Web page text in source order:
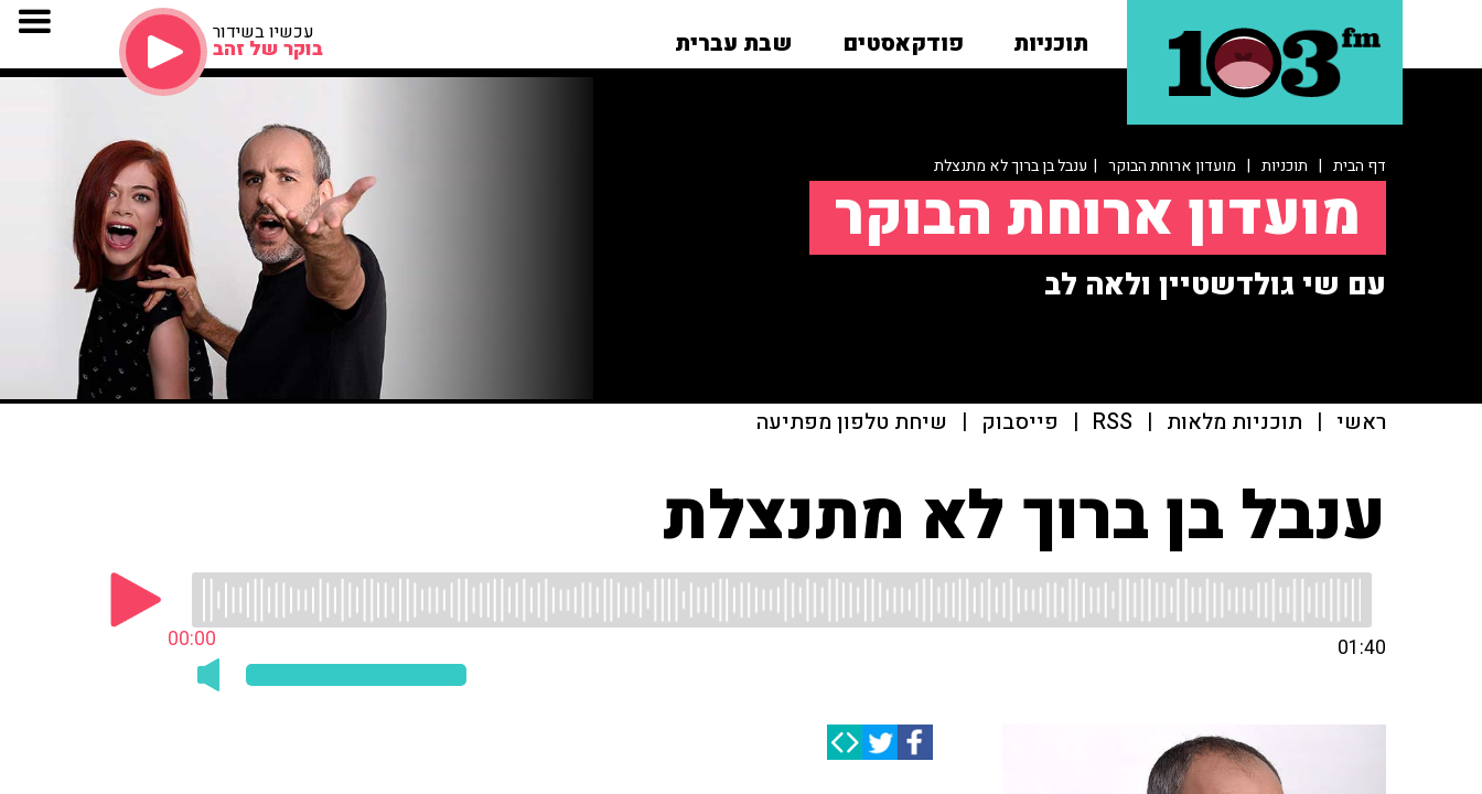
תוכניות פודקאסטים שבת עברית עכשיו בשידור
בוקר של זהב
דף הבית | תוכניות | מועדון ארוחת הבוקר | ענבל בן ברוך לא מתנצלת
מועדון ארוחת הבוקר
עם שי גולדשטיין ולאה לב
ראשי | תוכניות מלאות |
RSS
| פייסבוק | שיחת טלפון מפתיעה
ענבל בן ברוך לא מתנצלת
00:00 01:40